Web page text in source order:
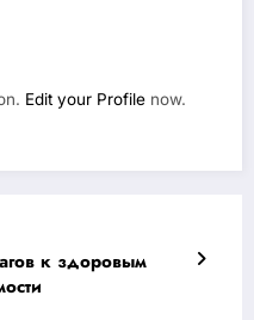
Edit your Profile now.
к здоровым